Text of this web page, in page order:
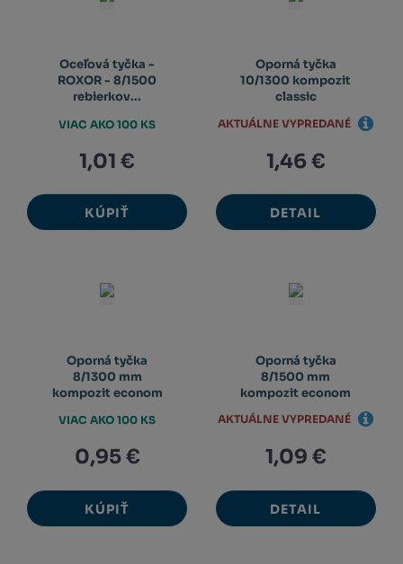
Oceľová tyčka -
ROXOR - 8/1500
rebierkov...
1,01 €
KÚPIŤ
VIAC AKO 100 KS
Oporná tyčka
10/1300 kompozit
classic
1,46 €
DETAIL
AKTUÁLNE VYPREDANÉ
Oporná tyčka
8/1300 mm
kompozit econom
0,95 €
KÚPIŤ
VIAC AKO 100 KS
Oporná tyčka
8/1500 mm
kompozit econom
1,09 €
DETAIL
AKTUÁLNE VYPREDANÉ